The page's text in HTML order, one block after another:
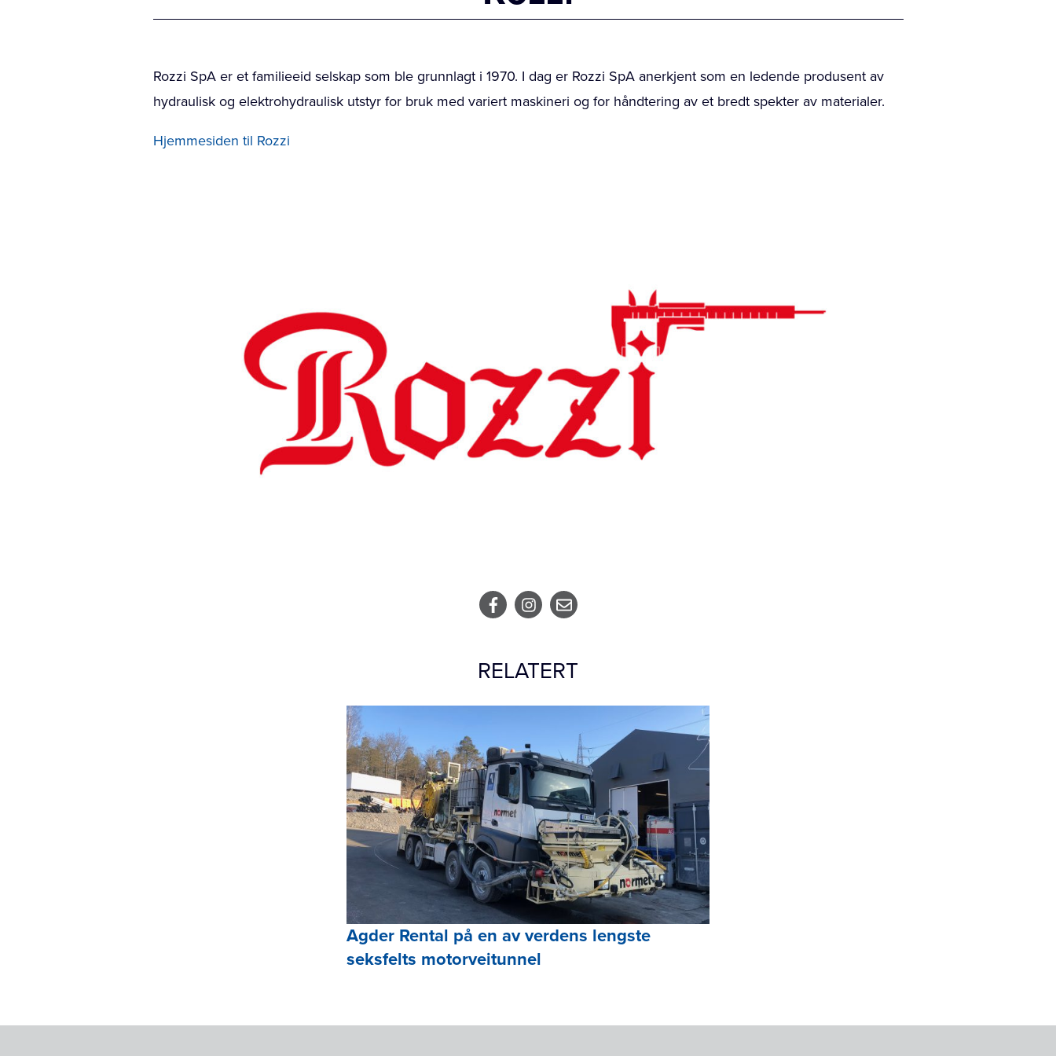
Rozzi SpA er et familieeid selskap som ble grunnlagt i 1970. I dag er Rozzi SpA anerkjent som en ledende produsent av
hydraulisk og elektrohydraulisk utstyr for bruk med variert maskineri og for håndtering av et bredt spekter av materialer.
Hjemmesiden til Rozzi
RELATERT
Agder Rental på en av verdens lengste
seksfelts motorveitunnel